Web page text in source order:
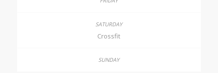
Crossfit